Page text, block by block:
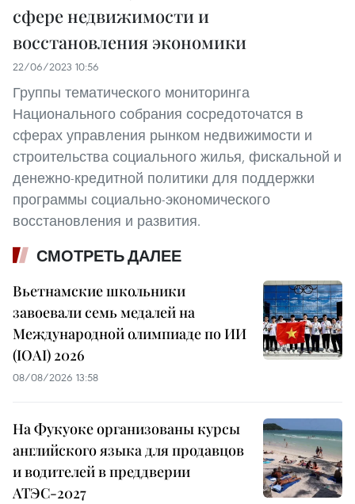
сфере недвижимости и
восстановления экономики
22/06/2023 10:56
Группы тематического мониторинга
Национального собрания сосредоточатся в
сферах управления рынком недвижимости и
строительства социального жилья, фискальной и
денежно-кредитной политики для поддержки
программы социально-экономического
восстановления и развития.
СМОТРЕТЬ ДАЛЕЕ
Вьетнамские школьники
завоевали семь медалей на
Международной олимпиаде по ИИ
(IOAI) 2026
08/08/2026 13:58
На Фукуоке организованы курсы
английского языка для продавцов
и водителей в преддверии
АТЭС-2027